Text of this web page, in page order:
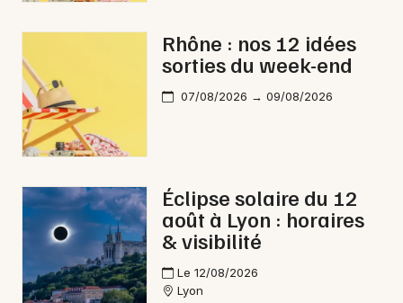
Rhône : nos 12 idées
sorties du week-end
07/08/2026 → 09/08/2026
Éclipse solaire du 12
août à Lyon : horaires
& visibilité
Le 12/08/2026
Lyon